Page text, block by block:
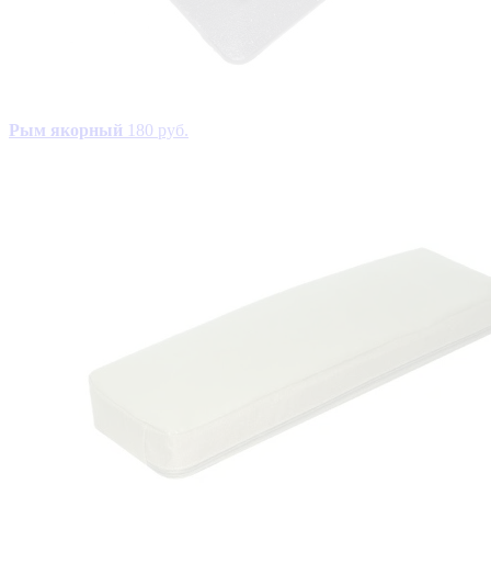
Рым якорный 180 руб.